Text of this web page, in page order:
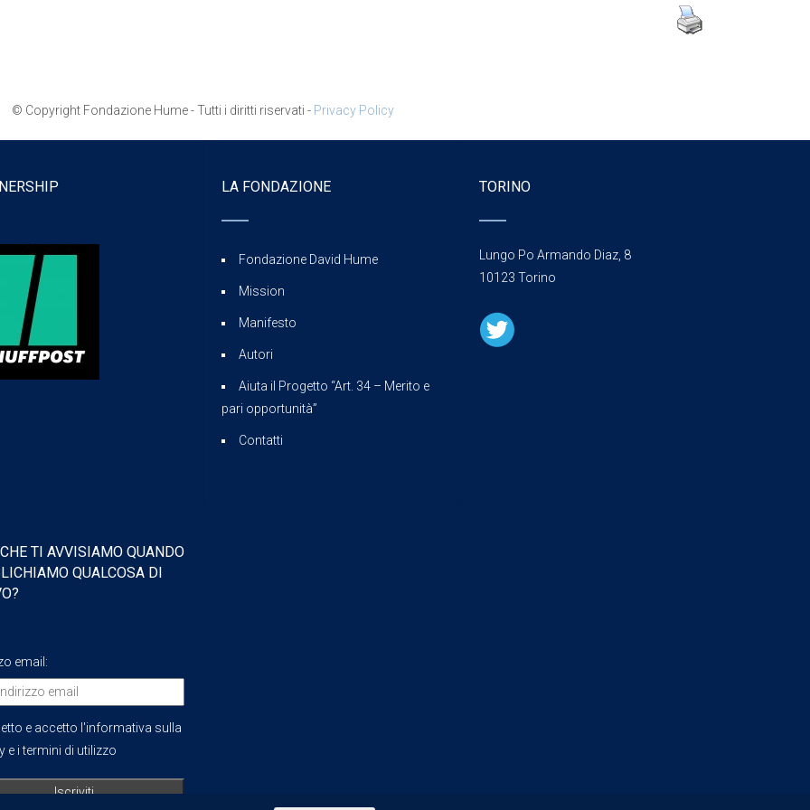
© Copyright Fondazione Hume - Tutti i diritti riservati - Privacy Policy
LA FONDAZIONE
Fondazione David Hume
Mission
Manifesto
Autori
Aiuta il Progetto “Art. 34 – Merito e
pari opportunità”
Contatti
TORINO
Lungo Po Armando Diaz, 8
10123 Torino
TI AVVISIAMO QUANDO
QUALCOSA DI
email:
e accetto l'informativa sulla
e i termini di utilizzo